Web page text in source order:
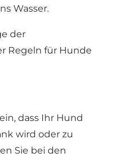
Wasser.
der
Regeln für Hunde
dass Ihr Hund
wird oder zu
Sie bei den